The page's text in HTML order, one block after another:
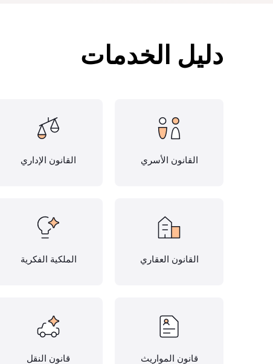
دليل الخدمات
القانون الأسري القانون الإداري
القانون العقاري الملكية الفكرية
قانون المواريث قانون النقل